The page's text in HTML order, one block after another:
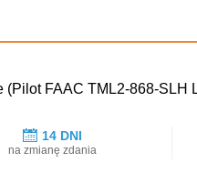
FAAC TML2-868-SLH
14 DNI
na zmianę zdania